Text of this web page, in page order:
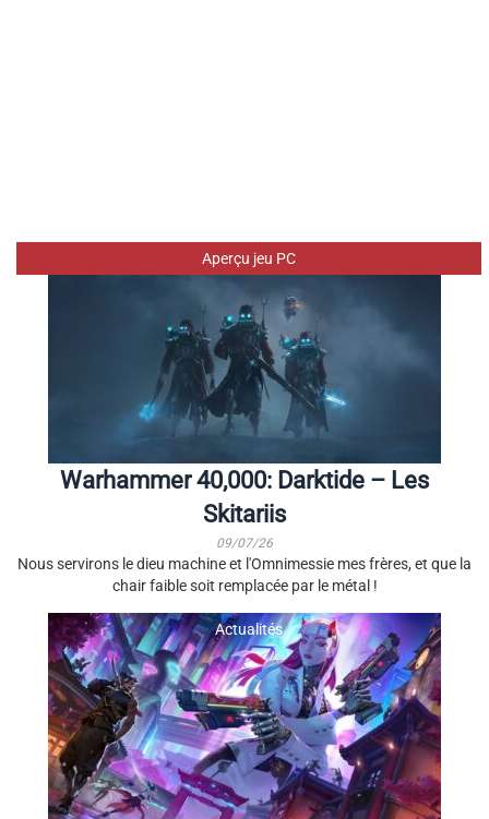
Aperçu jeu PC
Warhammer 40,000: Darktide – Les
Skitariis
09/07/26
Nous servirons le dieu machine et l'Omnimessie mes frères, et que la
chair faible soit remplacée par le métal !
Actualités